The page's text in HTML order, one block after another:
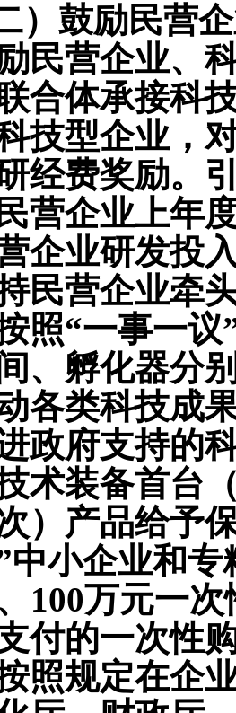
）鼓励民营
民营企业、
合体承接科
技型企业，
经费奖励。
营企业上年
企业研发投
民营企业牵
照“一事一
、孵化器分
各类科技成
政府支持的
术装备首台
）产品给予
中小企业和
100万元一
付的一次性
照规定在企